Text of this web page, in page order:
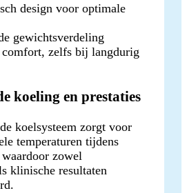
design voor optimale
gewichtsverdeling
comfort, zelfs bij langdurig
koeling en prestaties
koelsysteem zorgt voor
temperaturen tijdens
zowel
klinische resultaten